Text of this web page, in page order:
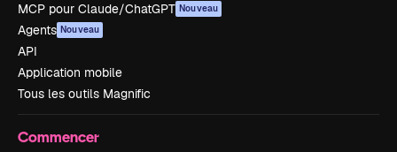
MCP pour Claude/ChatGPT Nouveau
Agents Nouveau
API
Application mobile
Tous les outils Magnific
Commencer